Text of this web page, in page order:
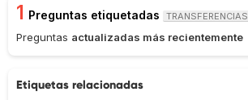
1 Preguntas etiquetadas TRANSFERENCIAS
Preguntas actualizadas más recientemente
Etiquetas relacionadas